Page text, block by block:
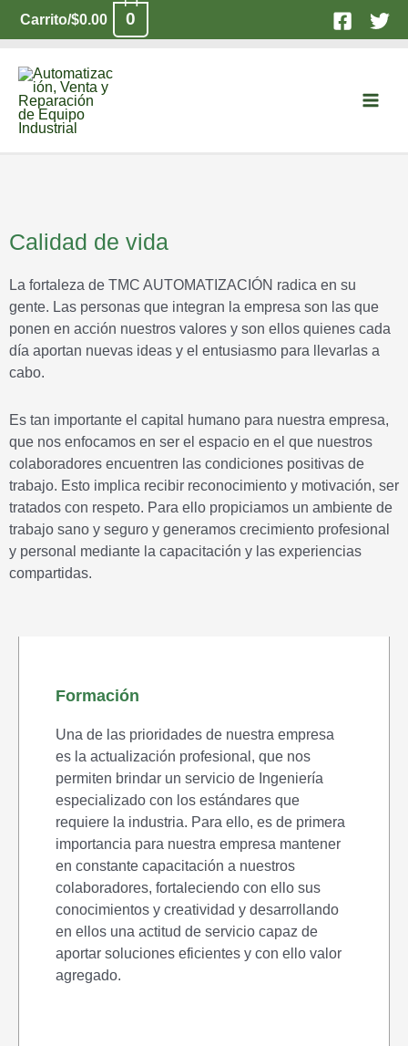
Carrito/$0.00 0
Calidad de vida
La fortaleza de TMC AUTOMATIZACIÓN radica en su
gente. Las personas que integran la empresa son las que
ponen en acción nuestros valores y son ellos quienes cada
día aportan nuevas ideas y el entusiasmo para llevarlas a
cabo.
Es tan importante el capital humano para nuestra empresa,
que nos enfocamos en ser el espacio en el que nuestros
colaboradores encuentren las condiciones positivas de
trabajo. Esto implica recibir reconocimiento y motivación, ser
tratados con respeto. Para ello propiciamos un ambiente de
trabajo sano y seguro y generamos crecimiento profesional
y personal mediante la capacitación y las experiencias
compartidas.
Formación
Una de las prioridades de nuestra empresa
es la actualización profesional, que nos
permiten brindar un servicio de Ingeniería
especializado con los estándares que
requiere la industria. Para ello, es de primera
importancia para nuestra empresa mantener
en constante capacitación a nuestros
colaboradores, fortaleciendo con ello sus
conocimientos y creatividad y desarrollando
en ellos una actitud de servicio capaz de
aportar soluciones eficientes y con ello valor
agregado.